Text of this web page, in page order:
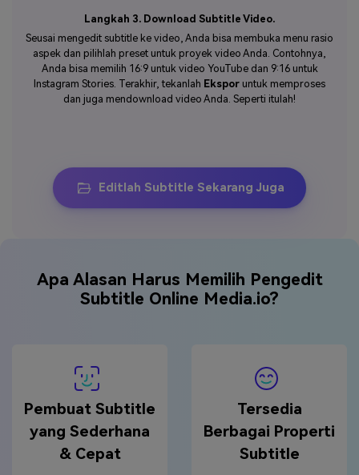
Langkah 3. Download Subtitle Video.
Seusai mengedit subtitle ke video, Anda bisa membuka menu rasio
aspek dan pilihlah preset untuk proyek video Anda. Contohnya,
Anda bisa memilih 16:9 untuk video YouTube dan 9:16 untuk
Instagram Stories. Terakhir, tekanlah Ekspor untuk memproses
dan juga mendownload video Anda. Seperti itulah!
Editlah Subtitle Sekarang Juga
Apa Alasan Harus Memilih Pengedit
Subtitle Online Media.io?
Pembuat Subtitle
yang Sederhana
& Cepat
Tersedia
Berbagai Properti
Subtitle